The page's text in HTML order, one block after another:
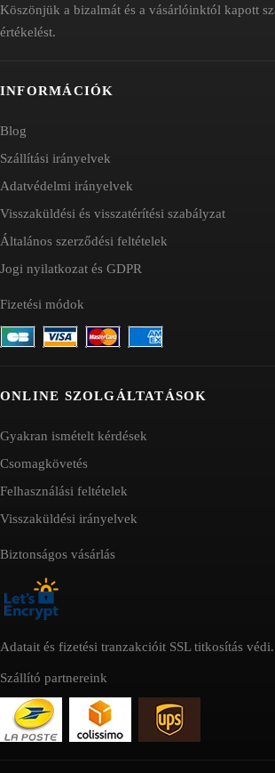
Köszönjük a bizalmát és a vásárlóinktól kapott
értékelést.
INFORMÁCIÓK
Blog
Szállítási irányelvek
Adatvédelmi irányelvek
Visszaküldési és visszatérítési szabályzat
Általános szerződési feltételek
Jogi nyilatkozat és GDPR
Fizetési módok
ONLINE SZOLGÁLTATÁSOK
Gyakran ismételt kérdések
Csomagkövetés
Felhasználási feltételek
Visszaküldési irányelvek
Biztonságos vásárlás
Adatait és fizetési tranzakcióit SSL titkosítás védi.
Szállító partnereink